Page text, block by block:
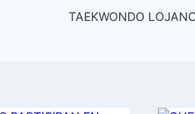
TAEKWONDO